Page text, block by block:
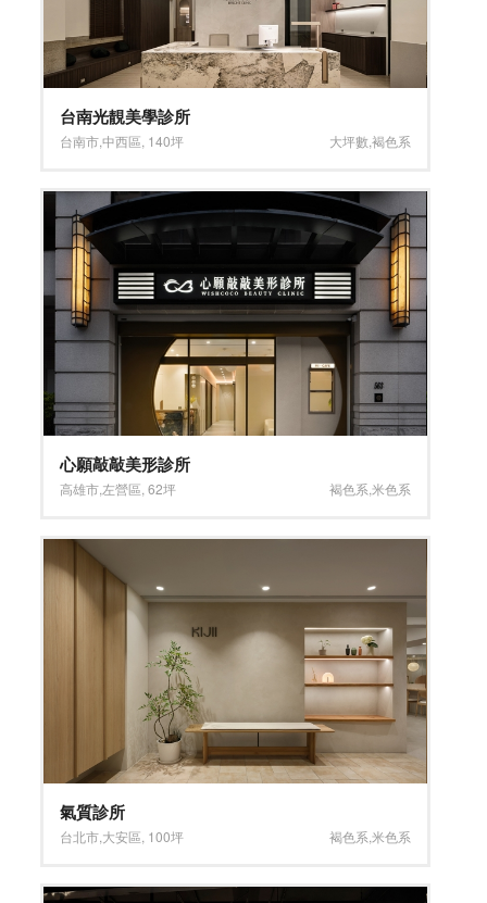
台南光靚美學診所
台南市,中西區 140坪 大坪數 褐色系
心願敲敲美形診所
高雄市 左營區 ,62坪 褐色系 米色系
氣質診所
台北市 大安區 100坪 褐色系 米色系